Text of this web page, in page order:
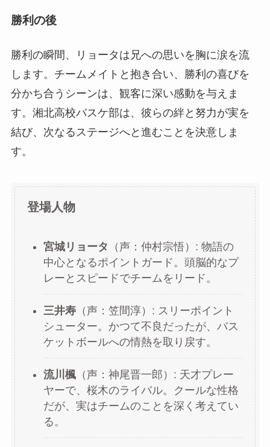
勝利の後
勝利の瞬間、リョータは兄への思いを胸に涙を流
します。チームメイトと抱き合い、勝利の喜びを
分かち合うシーンは、観客に深い感動を与えま
す。湘北高校バスケ部は、彼らの絆と努力が実を
結び、次なるステージへと進むことを決意しま
す。
登場人物
宮城リョータ （声：仲村宗悟）: 物語の
中心となるポイントガード。頭脳的なプ
レーとスピードでチームをリード。
三井寿（声：笠間淳）: スリーポイント
シューター。かつて不良だったが、バス
ケットボールへの情熱を取り戻す。
流川楓（声：神尾晋一郎）: 天才プレー
ヤーで、桜木のライバル。クールな性格
だが、実はチームのことを深く考えてい
る。